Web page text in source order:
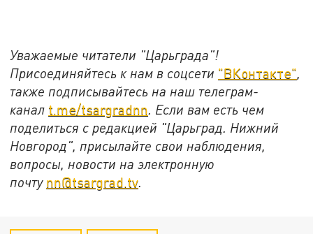
Уважаемые читатели "Царьграда"!
Присоединяйтесь к нам в соцсети "ВКонтакте",
также подписывайтесь на наш телеграм-
канал t.me/tsargradnn. Если вам есть чем
поделиться с редакцией "Царьград. Нижний
Новгород", присылайте свои наблюдения,
вопросы, новости на электронную
почту nn@tsargrad.tv.